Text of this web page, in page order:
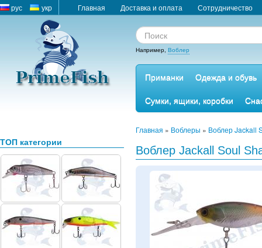
рус укр Главная Доставка и оплата Сотрудничество
Например, Воблер
Приманки
Одежда и обувь
Сумки, ящики, коробки
ТОП категории
Главная » Воблеры » Воблер Jackall
Воблер Jackall Soul